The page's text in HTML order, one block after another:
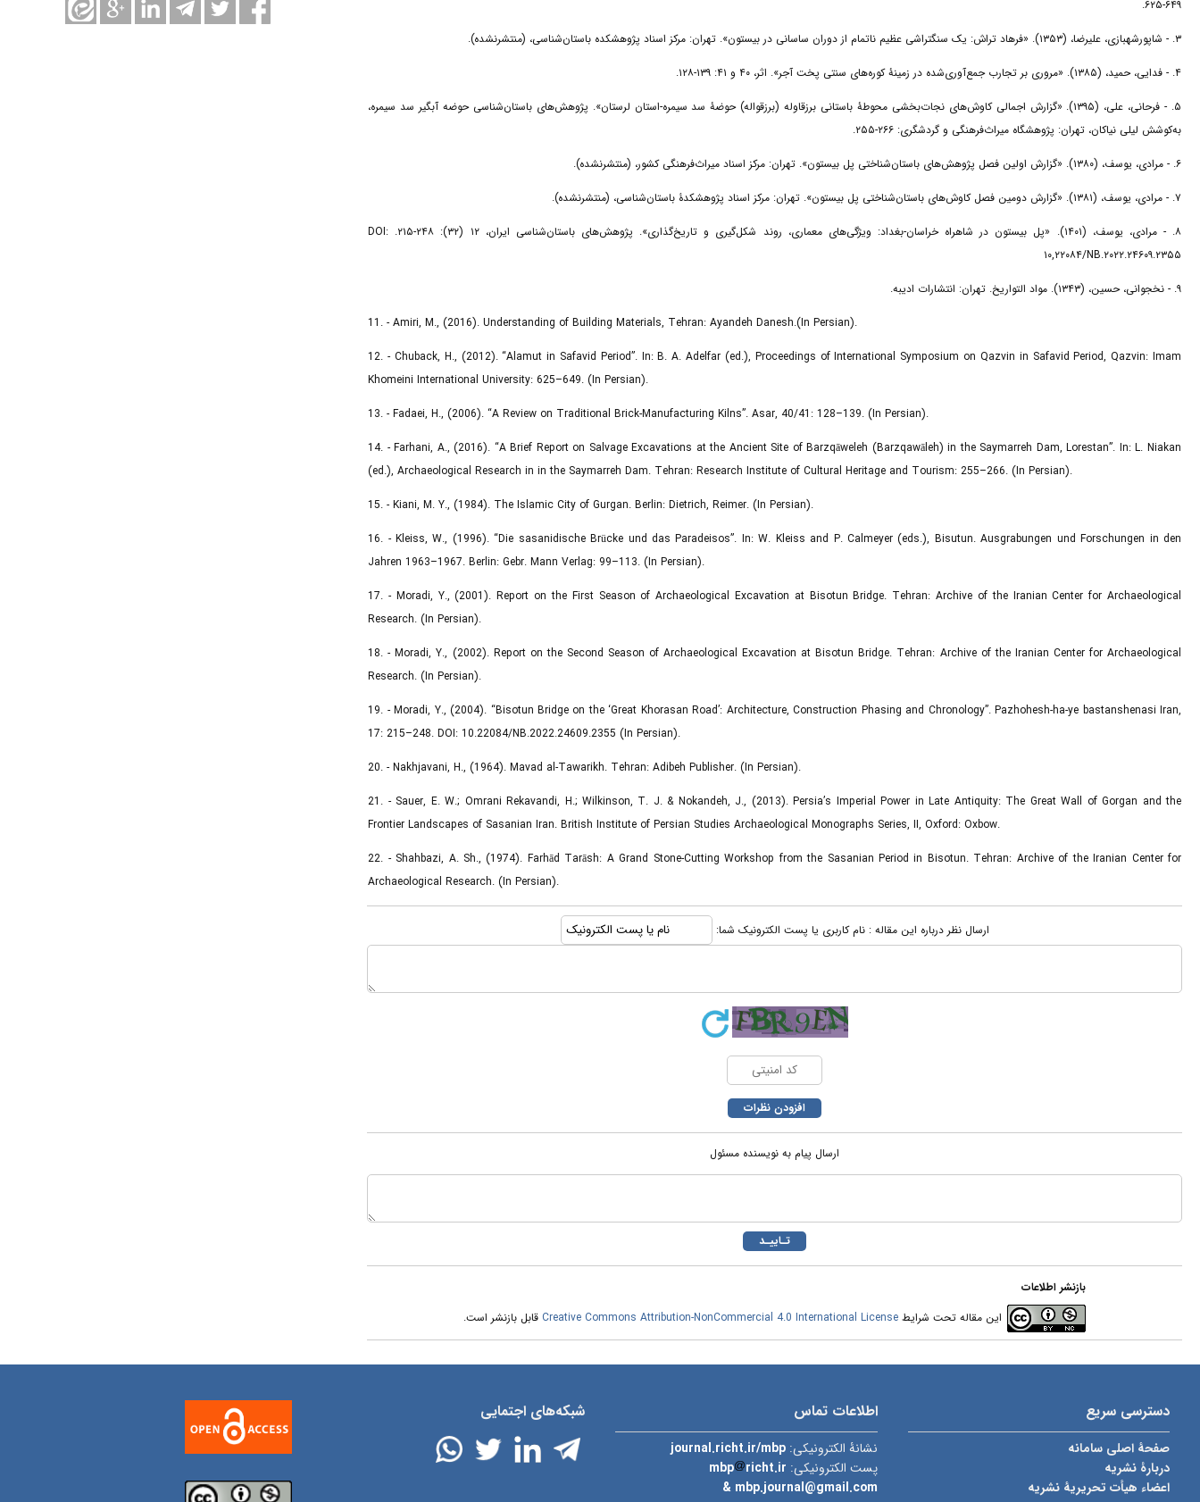
۶۴۹-۶۲۵.
۳. - شاپورشهبازی، علیرضا، (۱۳۵۳). «فرهاد تراش: یک سنگتراشی عظیم ناتمام از دوران ساسانی در بیستون». تهران: مرکز اسناد پژوهشکده باستان‌شناسی، (منتشرنشده).
۴. - فدایی، حمید، (۱۳۸۵). «مروری بر تجارب جمع‌آوری‌شده در زمینۀ کوره‌های سنتی پخت آجر». اثر، ۴۰ و ۴۱: ۱۳۹-۱۲۸.
۵. - فرحانی، علی، (۱۳۹۵). «گزارش اجمالی کاوش‌های نجات‌بخشی محوطۀ باستانی برزقاوله (برزقواله) حوضۀ سد سیمره-استان لرستان». پژوهش‌های باستان‌شناسی حوضه آبگیر سد سیمره،
به‌کوشش لیلی نیاکان، تهران: پژوهشگاه میراث‌فرهنگی و گردشگری: ۲۶۶-۲۵۵.
۶. - مرادی، یوسف، (۱۳۸۰). «گزارش اولین فصل پژوهش‌های باستان‌شناختی پل بیستون». تهران: مرکز اسناد میراث‌فرهنگی کشور، (منتشرنشده).
۷. - مرادی، یوسف، (۱۳۸۱). «گزارش دومین فصل کاوش‌های باستان‌شناختی پل بیستون». تهران: مرکز اسناد پژوهشکدۀ باستان‌شناسی، (منتشرنشده).
۸. - مرادی، یوسف، (۱۴۰۱). «پل بیستون در شاهراه خراسان-بغداد: ویژگی‌های معماری، روند شکل‌گیری و تاریخ‌گذاری». پژوهش‌های باستان‌شناسی ایران، ۱۲ (۳۲): ۲۴۸-۲۱۵. DOI:
۱۰,۲۲۰۸۴/NB.۲۰۲۲.۲۴۶۰۹.۲۳۵۵
۹. - نخجوانی، حسین، (۱۳۴۳). مواد التواریخ. تهران: انتشارات ادیبه.
11. - Amiri, M., (2016). Understanding of Building Materials, Tehran: Ayandeh Danesh.(In Persian).
12. - Chuback, H., (2012). “Alamut in Safavid Period”. In: B. A. Adelfar (ed.), Proceedings of International Symposium on Qazvin in Safavid Period, Qazvin: Imam
Khomeini International University: 625–649. (In Persian).
13. - Fadaei, H., (2006). “A Review on Traditional Brick-Manufacturing Kilns”. Asar, 40/41: 128–139. (In Persian).
14. - Farhani, A., (2016). “A Brief Report on Salvage Excavations at the Ancient Site of Barzqāweleh (Barzqawāleh) in the Saymarreh Dam, Lorestan”. In: L. Niakan
(ed.), Archaeological Research in in the Saymarreh Dam. Tehran: Research Institute of Cultural Heritage and Tourism: 255–266. (In Persian).
15. - Kiani, M. Y., (1984). The Islamic City of Gurgan. Berlin: Dietrich, Reimer. (In Persian).
16. - Kleiss, W., (1996). “Die sasanidische Brücke und das Paradeisos”. In: W. Kleiss and P. Calmeyer (eds.), Bisutun. Ausgrabungen und Forschungen in den
Jahren 1963–1967. Berlin: Gebr. Mann Verlag: 99–113. (In Persian).
17. - Moradi, Y., (2001). Report on the First Season of Archaeological Excavation at Bisotun Bridge. Tehran: Archive of the Iranian Center for Archaeological
Research. (In Persian).
18. - Moradi, Y., (2002). Report on the Second Season of Archaeological Excavation at Bisotun Bridge. Tehran: Archive of the Iranian Center for Archaeological
Research. (In Persian).
19. - Moradi, Y., (2004). “Bisotun Bridge on the ‘Great Khorasan Road’: Architecture, Construction Phasing and Chronology”. Pazhohesh-ha-ye bastanshenasi Iran,
17: 215–248. DOI: 10.22084/NB.2022.24609.2355 (In Persian).
20. - Nakhjavani, H., (1964). Mavad al-Tawarikh. Tehran: Adibeh Publisher. (In Persian).
21. - Sauer, E. W.; Omrani Rekavandi, H.; Wilkinson, T. J. & Nokandeh, J., (2013). Persia’s Imperial Power in Late Antiquity: The Great Wall of Gorgan and the
Frontier Landscapes of Sasanian Iran. British Institute of Persian Studies Archaeological Monographs Series, II, Oxford: Oxbow.
22. - Shahbazi, A. Sh., (1974). Farhād Tarāsh: A Grand Stone-Cutting Workshop from the Sasanian Period in Bisotun. Tehran: Archive of the Iranian Center for
Archaeological Research. (In Persian).
ارسال نظر درباره این مقاله : نام کاربری یا پست الکترونیک شما:
ارسال پیام به نویسنده مسئول
بازنشر اطلاعات
این مقاله تحت شرایط Creative Commons Attribution-NonCommercial 4.0 International Licenseقابل بازنشر است.
دسترسی سریع
صفحۀ اصلی سامانه
دربارۀ نشریه
اعضاء هیأت تحریریۀ نشریه
اطلاعات تماس
نشانۀ الکترونیکی:journal.richt.ir/mbp
پست الکترونیکی:
mbp
richt.ir
& mbp.journal@gmail.com
شبکه‌های اجتمایی